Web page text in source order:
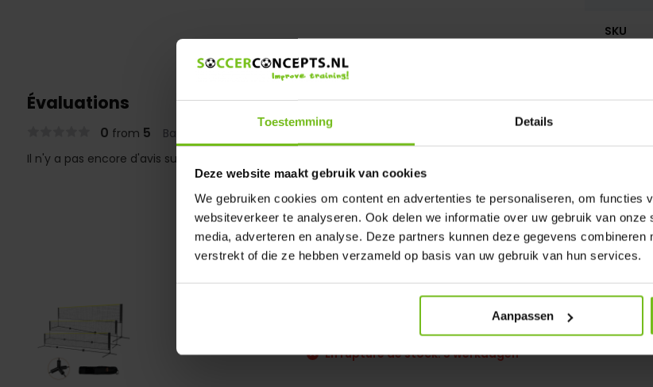
Toestemming Details
Deze website maakt gebruik van cookies
We gebruiken cookies om content en advertenties te personaliseren, om functies
websiteverkeer te analyseren. Ook delen we informatie over uw gebruik van
media, adverteren en analyse. Deze partners kunnen deze gegevens combineren
verstrekt of die ze hebben verzameld op basis van uw gebruik van hun services.
Aanpassen
SKU
Évaluations
0 from 5 Based on 0 reviews
Il n'y a pas encore d'avis sur ce produit..
Badminton set compleet
En rupture de stock: 5 werkdagen